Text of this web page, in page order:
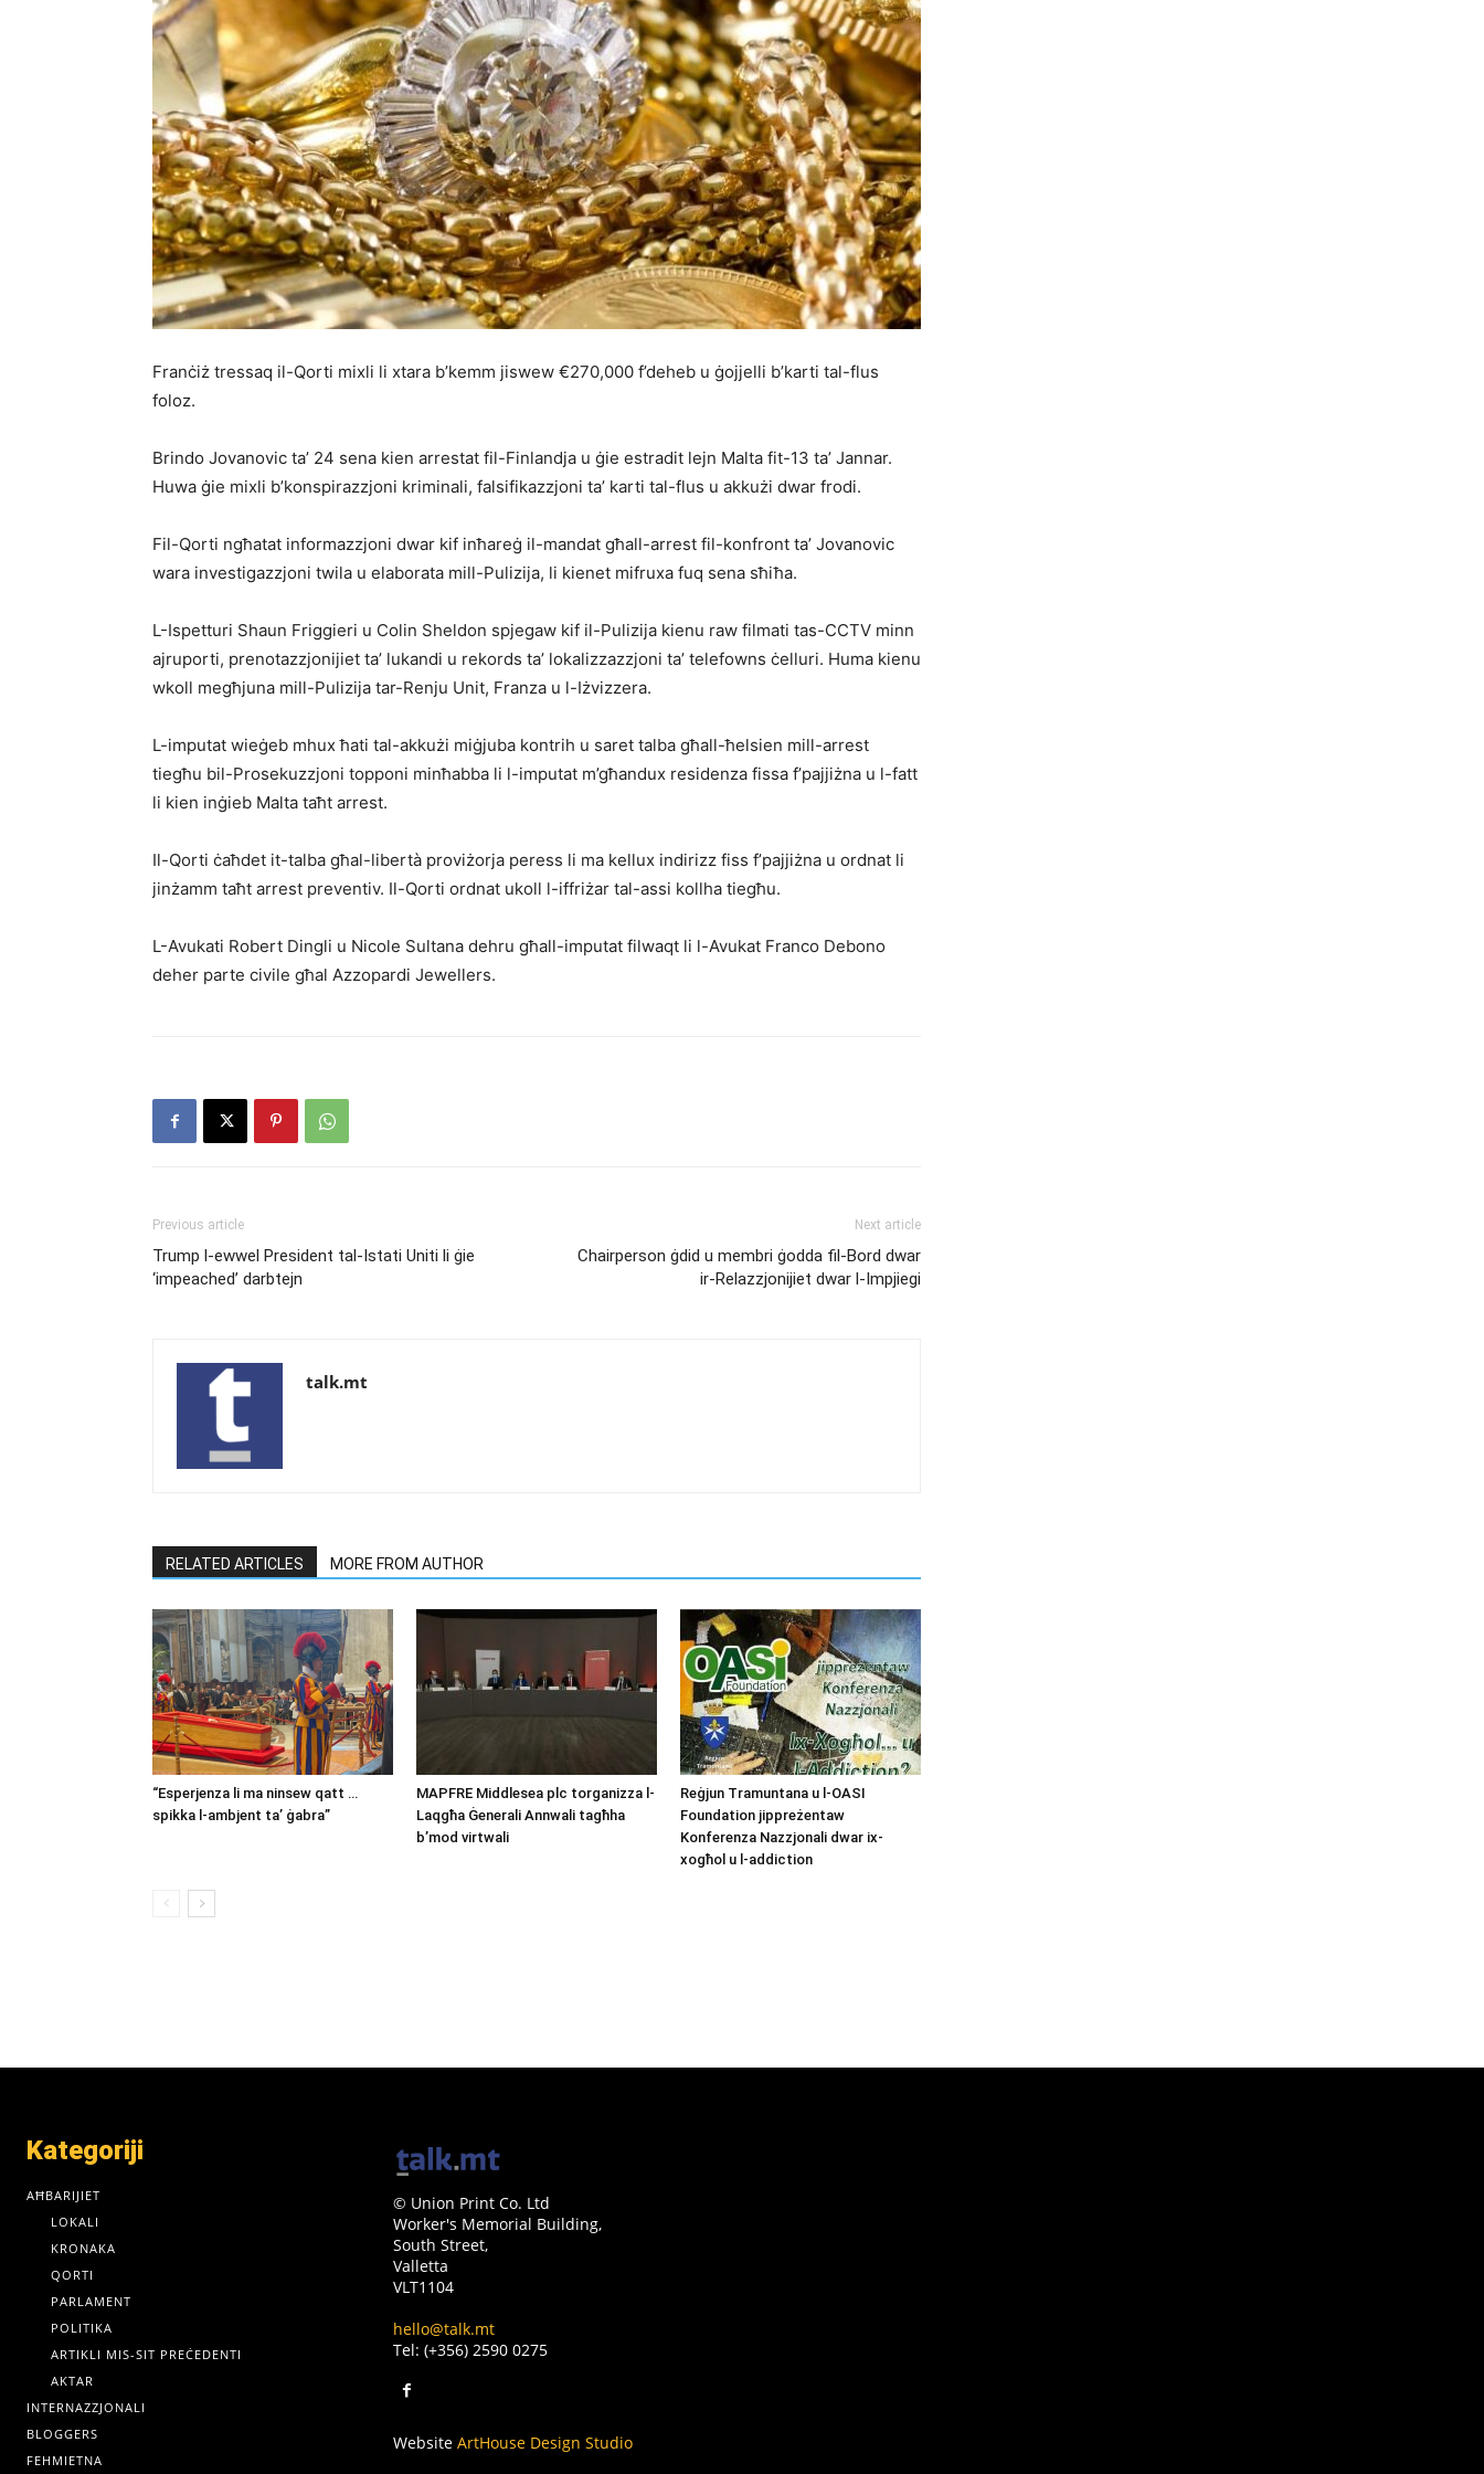
Franċiż tressaq il-Qorti mixli li xtara b’kemm jiswew €270,000 f’deheb u ġojjelli b’karti tal-flus
foloz.
Brindo Jovanovic ta’ 24 sena kien arrestat fil-Finlandja u ġie estradit lejn Malta fit-13 ta’ Jannar.
Huwa ġie mixli b’konspirazzjoni kriminali, falsifikazzjoni ta’ karti tal-flus u akkużi dwar frodi.
Fil-Qorti ngħatat informazzjoni dwar kif inħareġ il-mandat għall-arrest fil-konfront ta’ Jovanovic
wara investigazzjoni twila u elaborata mill-Pulizija, li kienet mifruxa fuq sena sħiħa.
L-Ispetturi Shaun Friggieri u Colin Sheldon spjegaw kif il-Pulizija kienu raw filmati tas-CCTV minn
ajruporti, prenotazzjonijiet ta’ lukandi u rekords ta’ lokalizzazzjoni ta’ telefowns ċelluri. Huma kienu
wkoll megħjuna mill-Pulizija tar-Renju Unit, Franza u l-Iżvizzera.
L-imputat wieġeb mhux ħati tal-akkużi miġjuba kontrih u saret talba għall-ħelsien mill-arrest
tiegħu bil-Prosekuzzjoni topponi minħabba li l-imputat m’għandux residenza fissa f’pajjiżna u l-fatt
li kien inġieb Malta taħt arrest.
Il-Qorti ċaħdet it-talba għal-libertà proviżorja peress li ma kellux indirizz fiss f’pajjiżna u ordnat li
jinżamm taħt arrest preventiv. Il-Qorti ordnat ukoll l-iffriżar tal-assi kollha tiegħu.
L-Avukati Robert Dingli u Nicole Sultana dehru għall-imputat filwaqt li l-Avukat Franco Debono
deher parte civile għal Azzopardi Jewellers.
Previous article
Trump l-ewwel President tal-Istati Uniti li ġie
‘impeached’ darbtejn
Next article
Chairperson ġdid u membri ġodda fil-Bord dwar
ir-Relazzjonijiet dwar l-Impjiegi
talk.mt
RELATED ARTICLES MORE FROM AUTHOR
“Esperjenza li ma ninsew qatt …
spikka l-ambjent ta’ ġabra”
MAPFRE Middlesea plc torganizza l-
Laqgħa Ġenerali Annwali tagħha
b’mod virtwali
Reġjun Tramuntana u l-OASI
Foundation jippreżentaw
Konferenza Nazzjonali dwar ix-
xogħol u l-addiction
Kategoriji
AĦBARIJIET
LOKALI
KRONAKA
QORTI
PARLAMENT
POLITIKA
ARTIKLI MIS-SIT PREĊEDENTI
AKTAR
INTERNAZZJONALI
BLOGGERS
FEHMIETNA
© Union Print Co. Ltd
Worker's Memorial Building,
South Street,
Valletta
VLT1104
hello@talk.mt
Tel: (+356) 2590 0275
Website ArtHouse Design Studio